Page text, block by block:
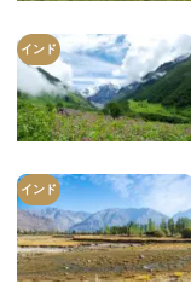
インド
インド